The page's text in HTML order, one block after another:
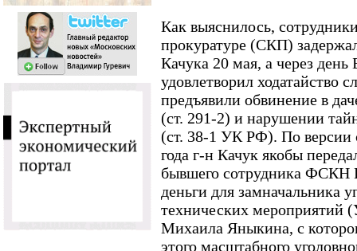
Как выяснилось,
прокуратуре (СКП)
Качука 20 мая, а через
удовлетворил ходатайство
предъявили обвинение в
(ст. 291-2) и нарушении
(ст. 38-1 УК РФ). По версии
года г-н Качук якобы
бывшего сотрудника
деньги для замначальника
технических
Михаила Яныкина, с
этого масштабного